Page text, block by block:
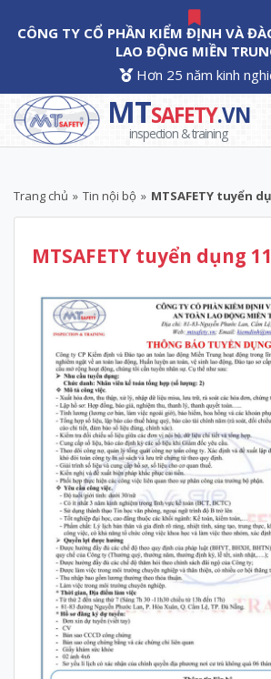
CÔNG TY CỔ PHẦN KIỂM ĐỊNH VÀ
LAO ĐỘNG MIỀN
Hơn 25 năm kinh
MTSAFETY.VN
inspection & training
Trang chủ » Tin nội bộ » MTSAFETY tuyển
MTSAFETY tuyển dụng